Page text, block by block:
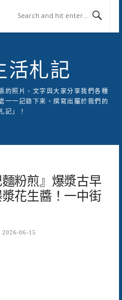
活札記
的照片、文字與大家分享我們各種
一一記錄下來，撰寫出屬於我們的
記」！
麵粉煎』爆漿古早
花生醬！一中街
2026-06-15